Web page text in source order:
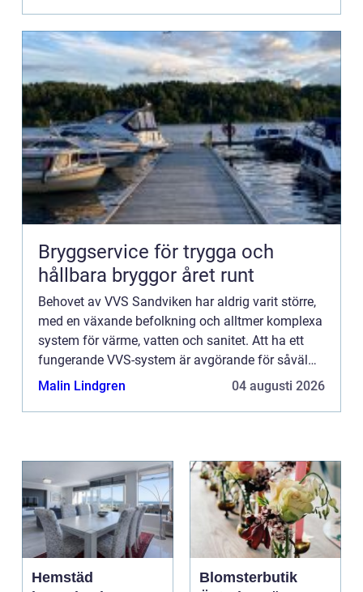
Bryggservice för trygga och
hållbara bryggor året runt
Behovet av VVS Sandviken har aldrig varit större,
med en växande befolkning och alltmer komplexa
system för värme, vatten och sanitet. Att ha ett
fungerande VVS-system är avgörande för såväl
boende som f&...
Malin Lindgren 04 augusti 2026
Hemstäd
Blomsterbutik